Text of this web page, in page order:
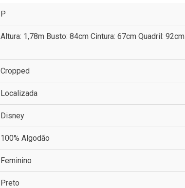
P
Altura: 1,78m Busto: 84cm Cintura: 67cm Quadril: 92cm
Cropped
Localizada
Disney
100% Algodão
Feminino
Preto